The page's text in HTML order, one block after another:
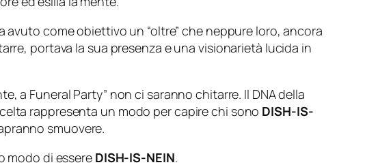
avuto come obiettivo un “oltre” che neppure loro, ancora
portava la sua presenza e una visionarietà lucida in
a Funeral Party” non ci saranno chitarre. Il DNA della
rappresenta un modo per capire chi sono DISH-IS-
smuovere.
modo di essere DISH-IS-NEIN.